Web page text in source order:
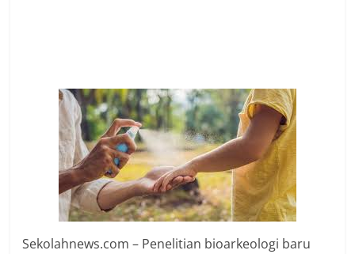
Sekolahnews.com – Penelitian bioarkeologi baru